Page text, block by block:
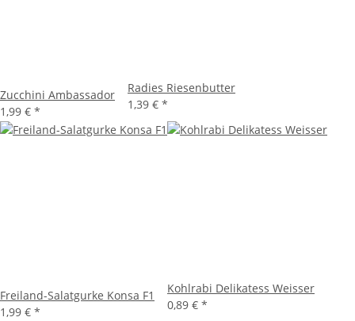
Zucchini Ambassador
1,99 € *
Radies Riesenbutter
1,39 € *
Freiland-Salatgurke Konsa F1
1,99 € *
Kohlrabi Delikatess Weisser
0,89 € *